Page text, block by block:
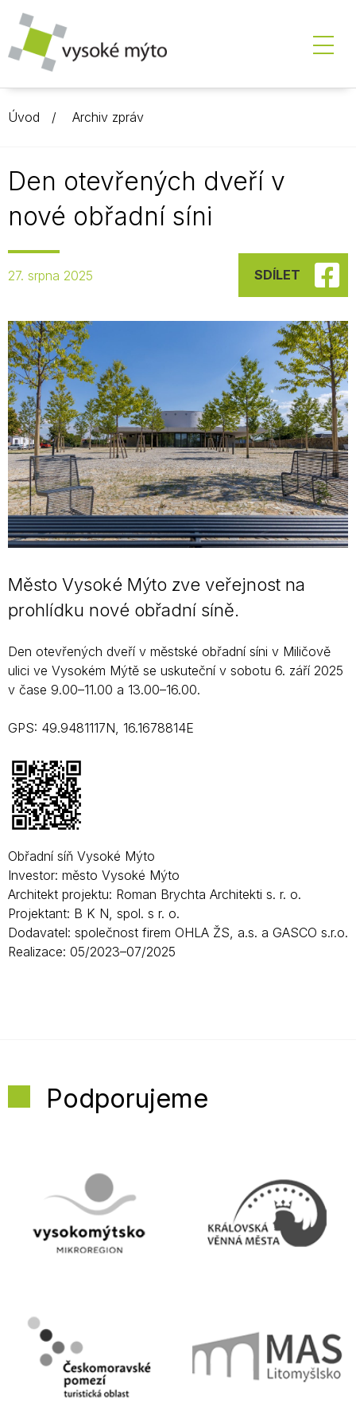
Úvod Archiv zpráv
Den otevřených dveří v
nové obřadní síni
27. srpna 2025 SDÍLET
Město Vysoké Mýto zve veřejnost na
prohlídku nové obřadní síně.
Den otevřených dveří v městské obřadní síni v Miličově
ulici ve Vysokém Mýtě se uskuteční v sobotu 6. září 2025
v čase 9.00–11.00 a 13.00–16.00.
GPS: 49.9481117N, 16.1678814E
Obřadní síň Vysoké Mýto
Investor: město Vysoké Mýto
Architekt projektu: Roman Brychta Architekti s. r. o.
Projektant: B K N, spol. s r. o.
Dodavatel: společnost firem OHLA ŽS, a.s. a GASCO s.r.o.
Realizace: 05/2023–07/2025
Podporujeme